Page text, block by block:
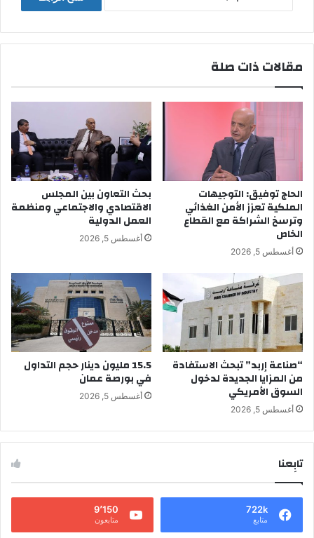
مقالات ذات صلة
الحاج توفيق: التوجيهات
الملكية تعزز الأمن الغذائي
وترسخ الشراكة مع القطاع
الخاص
أغسطس 5, 2026
بحث التعاون بين المجلس
الاقتصادي والاجتماعي ومنظمة
العمل الدولية
أغسطس 5, 2026
“صناعة إربد” تبحث الاستفادة
من المزايا الجديدة لدخول
السوق الأمريكي
أغسطس 5, 2026
15.5 مليون دينار حجم التداول
في بورصة عمان
أغسطس 5, 2026
تابِعنا
722k
متابع
9٬150
متابعون